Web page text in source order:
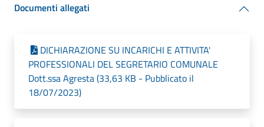
Documenti allegati
DICHIARAZIONE SU INCARICHI E ATTIVITA'
PROFESSIONALI DEL SEGRETARIO COMUNALE
Dott.ssa Agresta (33,63 KB - Pubblicato il
18/07/2023)